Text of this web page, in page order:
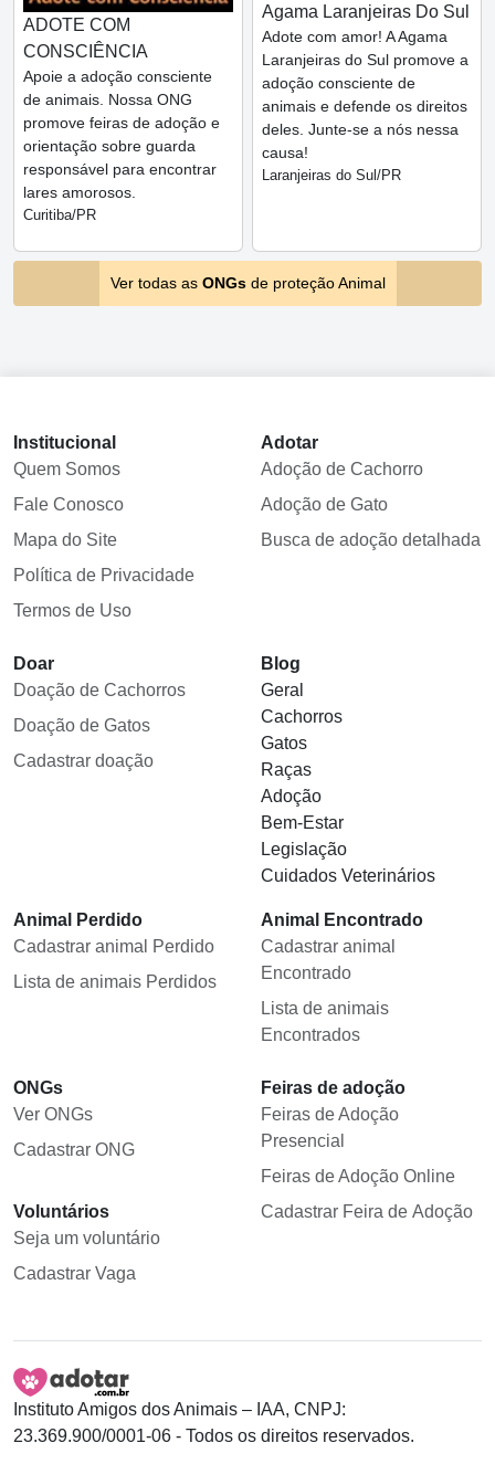
ADOTE COM
CONSCIÊNCIA
Apoie a adoção consciente
de animais. Nossa ONG
promove feiras de adoção e
orientação sobre guarda
responsável para encontrar
lares amorosos.
Curitiba/PR
Agama Laranjeiras Do Sul
Adote com amor! A Agama
Laranjeiras do Sul promove a
adoção consciente de
animais e defende os direitos
deles. Junte-se a nós nessa
causa!
Laranjeiras do Sul/PR
Ver todas as ONGsde proteção Animal
Institucional
Quem Somos
Fale Conosco
Mapa do Site
Política de Privacidade
Termos de Uso
Adotar
Adoção de Cachorro
Adoção de Gato
Busca de adoção detalhada
Doar
Doação de Cachorros
Doação de Gatos
Cadastrar doação
Blog
Geral
Cachorros
Gatos
Raças
Adoção
Bem-Estar
Legislação
Cuidados Veterinários
Animal Perdido
Cadastrar animal Perdido
Lista de animais Perdidos
Animal Encontrado
Cadastrar animal
Encontrado
Lista de animais
Encontrados
ONGs
Ver ONGs
Cadastrar ONG
Voluntários
Seja um voluntário
Cadastrar Vaga
Feiras de adoção
Feiras de Adoção
Presencial
Feiras de Adoção Online
Cadastrar Feira de Adoção
Instituto Amigos dos Animais – IAA, CNPJ:
23.369.900/0001-06 - Todos os direitos reservados.